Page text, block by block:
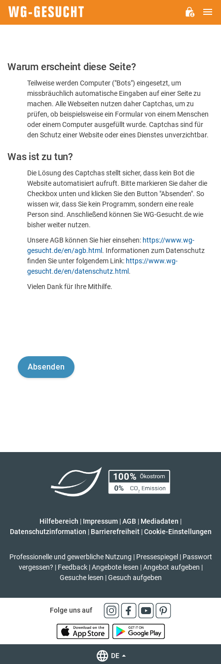
Bitte
dass
sind
Warum erscheint diese Seite?
Teilweise werden Computer ("Bots") eingesetzt, um
missbräuchlich automatische Eingaben auf einer Seite zu
machen. Alle Webseiten nutzen daher Captchas, um zu
prüfen, ob beispielsweise ein Formular von einem Menschen
oder einem Computer ausgefüllt wurde. Captchas sind für
den Schutz einer Website oder eines Dienstes unverzichtbar.
Was ist zu tun?
Die Lösung des Captchas stellt sicher, dass kein Bot die
Website automatisiert aufruft. Bitte markieren Sie daher die
Checkbox unten und klicken Sie den Button "Absenden". So
wissen wir, dass Sie kein Programm, sondern eine reale
Person sind. Anschließend können Sie WG-Gesucht.de wie
bisher weiter nutzen.
Unsere AGB können Sie hier einsehen: https://www.wg-
gesucht.de/en/agb.html . Informationen zum Datenschutz
finden Sie unter folgendem Link: https://www.wg-
gesucht.de/en/datenschutz.html .
Vielen Dank für Ihre Mithilfe.
Hilfebereich | Impressum |AGB | Mediadaten |
Datenschutzinformation | Barrierefreiheit | Cookie-Einstellungen
Professionelle und gewerbliche Nutzung | Pressespiegel | Passwort
vergessen? | Feedback | Angebote lesen | Angebot aufgeben |
Gesuche lesen | Gesuch aufgeben
Folge uns auf
DE